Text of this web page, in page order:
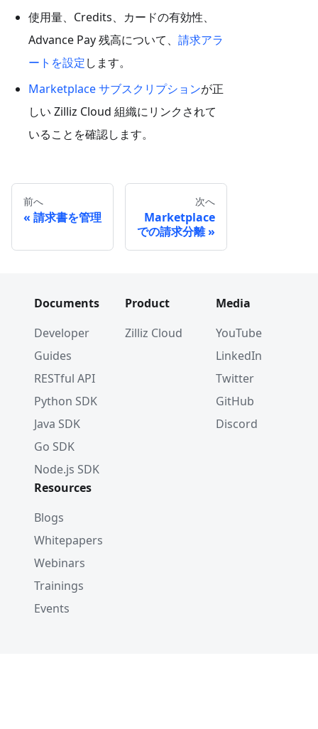
使用量、Credits、カードの有効性、
Advance Pay 残高について、 請求アラ
ートを設定します。
Marketplace サブスクリプションが正
しい Zilliz Cloud 組織にリンクされて
いることを確認します。
前へ
請求書を管理
次へ
Marketplace
での請求分離
Documents
Developer
Guides
RESTful API
Python SDK
Java SDK
Go SDK
Node.js SDK
Product
Zilliz Cloud
Media
YouTube
LinkedIn
Twitter
GitHub
Discord
Resources
Blogs
Whitepapers
Webinars
Trainings
Events